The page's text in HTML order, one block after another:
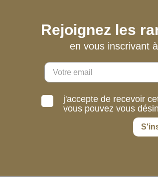
Rejoignez les
en vous inscrivant
j'accepte de recevoir
vous pouvez vous